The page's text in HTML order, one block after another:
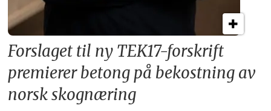
Forslaget til ny TEK17-forskrift
premierer betong på bekostning av
norsk skognæring